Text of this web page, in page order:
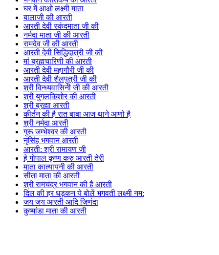
घर में आओ लक्ष्मी माता
बालाजी की आरती
आरती देवी स्कंदमाता जी की
नर्मदा माता जी की आरती
रामदेव जी की आरती
आरती देवी सिद्धिदात्री जी की
मां ब्रह्मचारिणी की आरती
आरती देवी महागौरी जी की
आरती देवी शैलपुत्री जी की
श्री विन्ध्यवासिनी जी की आरती
श्री युगलकिशोर की आरती
श्री ब्रह्मा आरती
कीर्तन की है रात बाबा आज थाने आणो है
श्री नर्मदा आरती
गुरू जम्भेश्वर की आरती
नृसिंह भगवान आरती
आरती: श्री रामायण जी
हे गोपाल कृष्ण करु आरती तेरी
माता कात्यायनी की आरती
सीता माता की आरती
श्री रामचंद्र भगवान की है आरती
दिल की हर धड़कन ये बोलें भगवती लक्ष्मी नम:
जय जय आरती आदि जिणंदा
कुष्मांडा माता की आरती